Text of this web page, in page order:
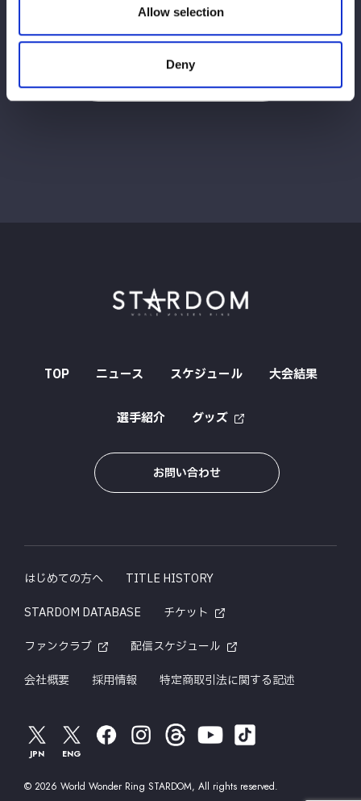
Allow selection
Deny
VIEW ALL
TOP ニュース スケジュール 大会結果
選手紹介 グッズ
お問い合わせ
はじめての方へ
TITLE HISTORY
STARDOM DATABASE
チケット
ファンクラブ
配信スケジュール
会社概要
採用情報 特定商取引法に関する記述
JPN ENG
© 2026 World Wonder Ring STARDOM, All rights reserved.